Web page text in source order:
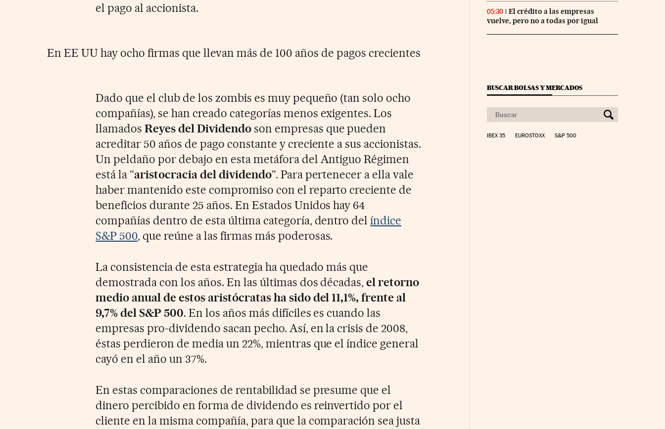
el pago al accionista.
En EE UU hay ocho firmas que llevan más de 100 años de pagos crecientes
Dado que el club de los zombis es muy pequeño (tan solo ocho
compañías), se han creado categorías menos exigentes. Los
llamados Reyes del Dividendoson empresas que pueden
acreditar 50 años de pago constante y creciente a sus accionistas.
Un peldaño por debajo en esta metáfora del Antiguo Régimen
está la “aristocracia del dividendo”. Para pertenecer a ella vale
haber mantenido este compromiso con el reparto creciente de
beneficios durante 25 años. En Estados Unidos hay 64
compañías dentro de esta última categoría, dentro del índice
S&P 500, que reúne a las firmas más poderosas.
La consistencia de esta estrategia ha quedado más que
demostrada con los años. En las últimas dos décadas,el retorno
medio anual de estos aristócratas ha sido del 11,1%, frente al
9,7% del S&P 500. En los años más difíciles es cuando las
empresas pro-dividendo sacan pecho. Así, en la crisis de 2008,
éstas perdieron de media un 22%, mientras que el índice general
cayó en el año un 37%.
En estas comparaciones de rentabilidad se presume que el
dinero percibido en forma de dividendo es reinvertido por el
cliente en la misma compañía, para que la comparación sea justa
05:30
El crédito a las empresas
vuelve, pero no a todas por igual
BUSCAR BOLSAS Y MERCADOS
IBEX 35 EUROSTOXX S&P 500